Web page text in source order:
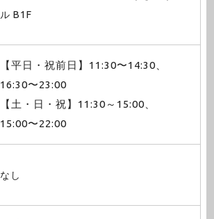
ル B1F
【平日・祝前日】11:30〜14:30、
16:30〜23:00
【土・日・祝】11:30～15:00、
15:00〜22:00
なし